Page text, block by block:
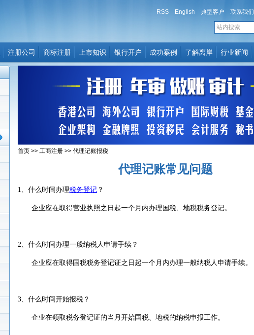
RSS English 典型客户 联系我们
注册公司 商标注册 上市知识 银行开户 成功案例 了解离岸 行业新闻
首页 >> 工商注册 >> 代理记账报税
代理记账常见问题
1、什么时间办理税务登记 ？
企业应在取得营业执照之日起一个月内办理国税、地税税务登记。
2、什么时间办理一般纳税人申请手续？
企业应在取得国税税务登记证之日起一个月内办理一般纳税人申请手续。
3、什么时间开始报税？
企业在领取税务登记证的当月开始国税、地税的纳税申报工作。